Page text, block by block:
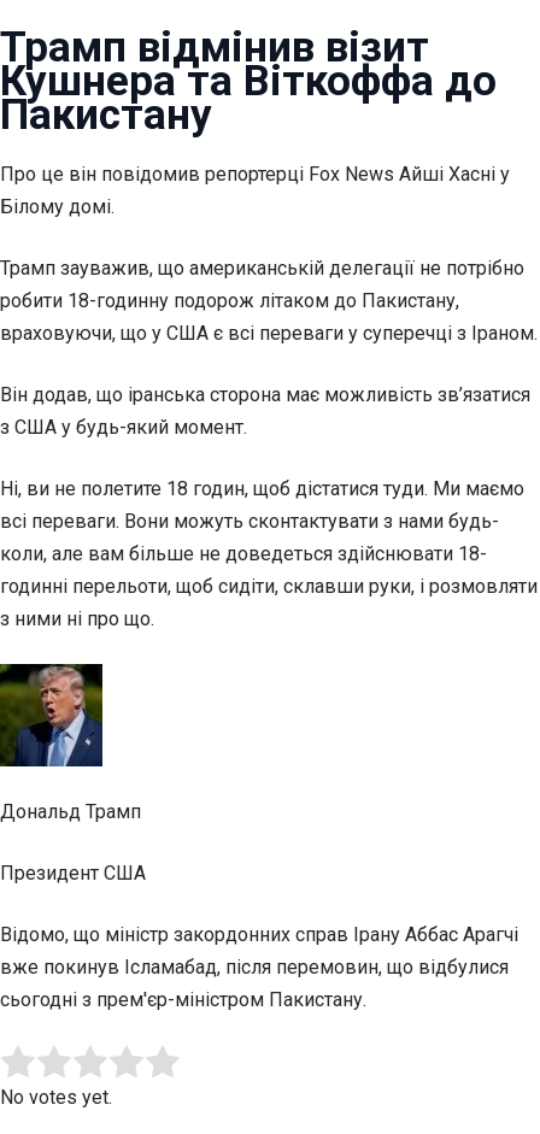
Трамп відмінив візит
Кушнера та Віткоффа до
Пакистану
Про це він повідомив репортерці Fox News Айші Хасні у
Білому домі.
Трамп зауважив, що американській делегації не потрібно
робити 18-годинну подорож літаком до Пакистану,
враховуючи, що у США є всі переваги у суперечці з Іраном.
Він додав, що іранська сторона має можливість зв’язатися
з США у будь-який момент.
Ні, ви не полетите 18 годин, щоб дістатися туди. Ми маємо
всі переваги. Вони можуть сконтактувати з нами будь-
коли, але вам більше не доведеться здійснювати 18-
годинні перельоти, щоб сидіти, склавши руки, і розмовляти
з ними ні про що.
Дональд Трамп
Президент США
Відомо, що міністр закордонних справ Ірану Аббас Арагчі
вже покинув Ісламабад, після перемовин, що відбулися
сьогодні з прем'єр-міністром Пакистану.
Rate this item:
No votes yet.